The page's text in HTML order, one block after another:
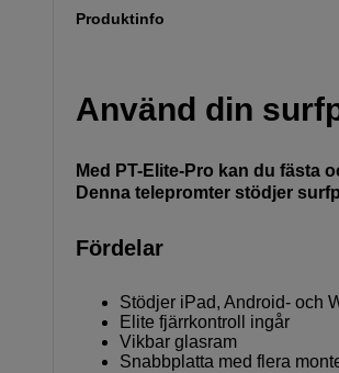
Produktinfo
Använd din
Med PT-Elite-Pro kan du fästa
Denna telepromter stödjer
Fördelar
Stödjer iPad, Android- och
Elite fjärrkontroll ingår
Vikbar glasram
Snabbplatta med flera